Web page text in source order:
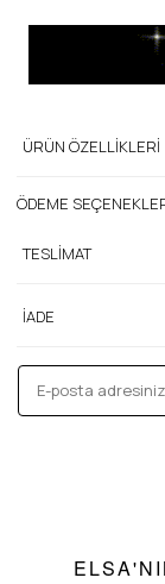
ÜRÜN ÖZELLIKLERI
ÖDEME
TESLIMAT
İADE